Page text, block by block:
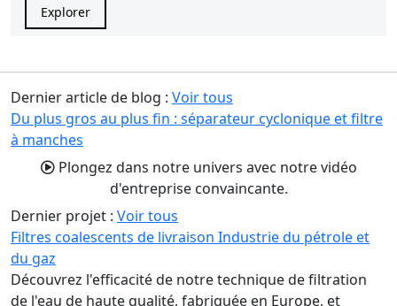
Explorer
Dernier article de blog : Voir tous
Du plus gros au plus fin : séparateur cyclonique et filtre
à manches
Plongez dans notre univers avec notre vidéo
d'entreprise convaincante.
Dernier projet : Voir tous
Filtres coalescents de livraison Industrie du pétrole et
du gaz
Découvrez l'efficacité de notre technique de filtration
de l'eau de haute qualité, fabriquée en Europe, et